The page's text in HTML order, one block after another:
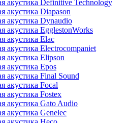
акустика Definitive Technology
акустика Diapason
акустика Dynaudio
акустика EgglestonWorks
акустика Elac
акустика Electrocompaniet
акустика Elipson
акустика Epos
акустика Final Sound
акустика Focal
акустика Fostex
акустика Gato Audio
акустика Genelec